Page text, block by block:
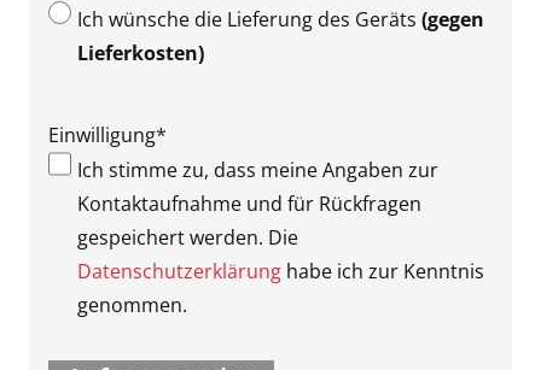
Ich wünsche die Lieferung des Geräts (gegen
Lieferkosten)
Einwilligung*
Ich stimme zu, dass meine Angaben zur
Kontaktaufnahme und für Rückfragen
gespeichert werden. Die
Datenschutzerklärunghabe ich zur Kenntnis
genommen.